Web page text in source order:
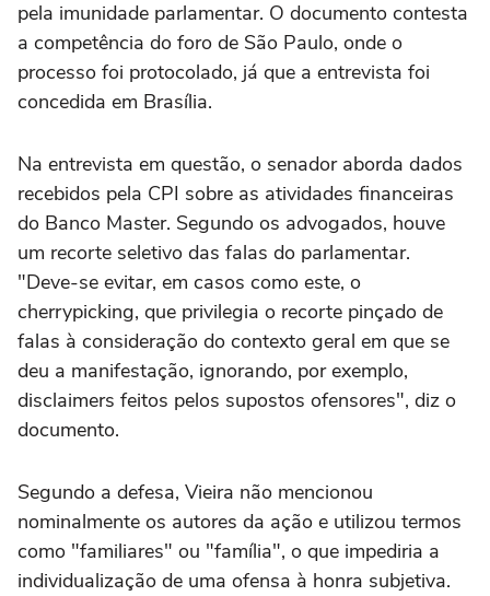
pela imunidade parlamentar. O documento contesta
a competência do foro de São Paulo, onde o
processo foi protocolado, já que a entrevista foi
concedida em Brasília.
Na entrevista em questão, o senador aborda dados
recebidos pela CPI sobre as atividades financeiras
do Banco Master. Segundo os advogados, houve
um recorte seletivo das falas do parlamentar.
"Deve-se evitar, em casos como este, o
cherrypicking, que privilegia o recorte pinçado de
falas à consideração do contexto geral em que se
deu a manifestação, ignorando, por exemplo,
disclaimers feitos pelos supostos ofensores", diz o
documento.
Segundo a defesa, Vieira não mencionou
nominalmente os autores da ação e utilizou termos
como "familiares" ou "família", o que impediria a
individualização de uma ofensa à honra subjetiva.